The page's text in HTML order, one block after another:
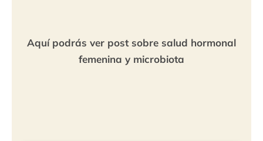
Aquí podrás ver post sobre salud hormonal
femenina y microbiota